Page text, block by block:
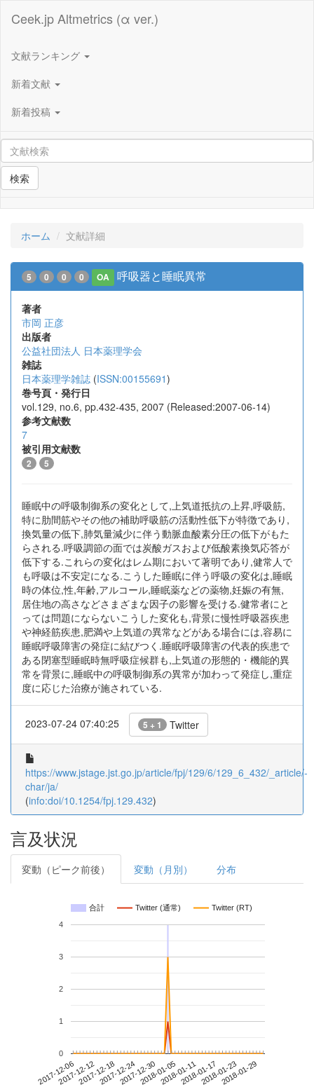
Ceek.jp Altmetrics (α ver.)
文献ランキング
新着文献
新着投稿
検索
ホーム 文献詳細
5 0 0 0 OA 呼吸器と睡眠異常
著者
市岡 正彦
出版者
公益社団法人 日本薬理学会
雑誌
日本薬理学雑誌 (ISSN:00155691)
巻号頁・発行日
vol.129, no.6, pp.432-435, 2007 (Released:2007-06-14)
参考文献数
7
被引用文献数
2 5
睡眠中の呼吸制御系の変化として,上気道抵抗の上昇,呼吸筋,
特に肋間筋やその他の補助呼吸筋の活動性低下が特徴であり,
換気量の低下,肺気量減少に伴う動脈血酸素分圧の低下がもた
らされる.呼吸調節の面では炭酸ガスおよび低酸素換気応答が
低下する.これらの変化はレム期において著明であり,健常人で
も呼吸は不安定になる.こうした睡眠に伴う呼吸の変化は,睡眠
時の体位,性,年齢,アルコール,睡眠薬などの薬物,妊娠の有無,
居住地の高さなどさまざまな因子の影響を受ける.健常者にと
っては問題にならないこうした変化も,背景に慢性呼吸器疾患
や神経筋疾患,肥満や上気道の異常などがある場合には,容易に
睡眠呼吸障害の発症に結びつく.睡眠呼吸障害の代表的疾患で
ある閉塞型睡眠時無呼吸症候群も,上気道の形態的・機能的異
常を背景に,睡眠中の呼吸制御系の異常が加わって発症し,重症
度に応じた治療が施されている.
2023-07-24 07:40:25 5 + 1 Twitter
https://www.jstage.jst.go.jp/article/fpj/129/6/129_6_432/_article/-
char/ja/
(info:doi/10.1254/fpj.129.432)
言及状況
変動（ピーク前後） 変動（月別） 分布
合計 Twitter (通常) Twitter (RT)
2017-12-062017-12-122017-12-182017-12-242017-12-302018-01-052018-01-112018-01-172018-01-232018-01-29
0
1
2
3
4